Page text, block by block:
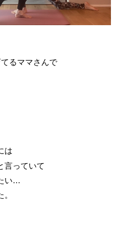
るママさんで
は
言っていて
い…